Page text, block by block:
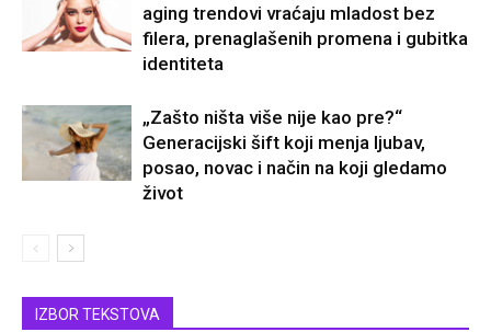
aging trendovi vraćaju mladost bez
filera, prenaglašenih promena i gubitka
identiteta
„Zašto ništa više nije kao pre?“
Generacijski šift koji menja ljubav,
posao, novac i način na koji gledamo
život
IZBOR TEKSTOVA